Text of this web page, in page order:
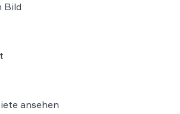
Bild
ansehen